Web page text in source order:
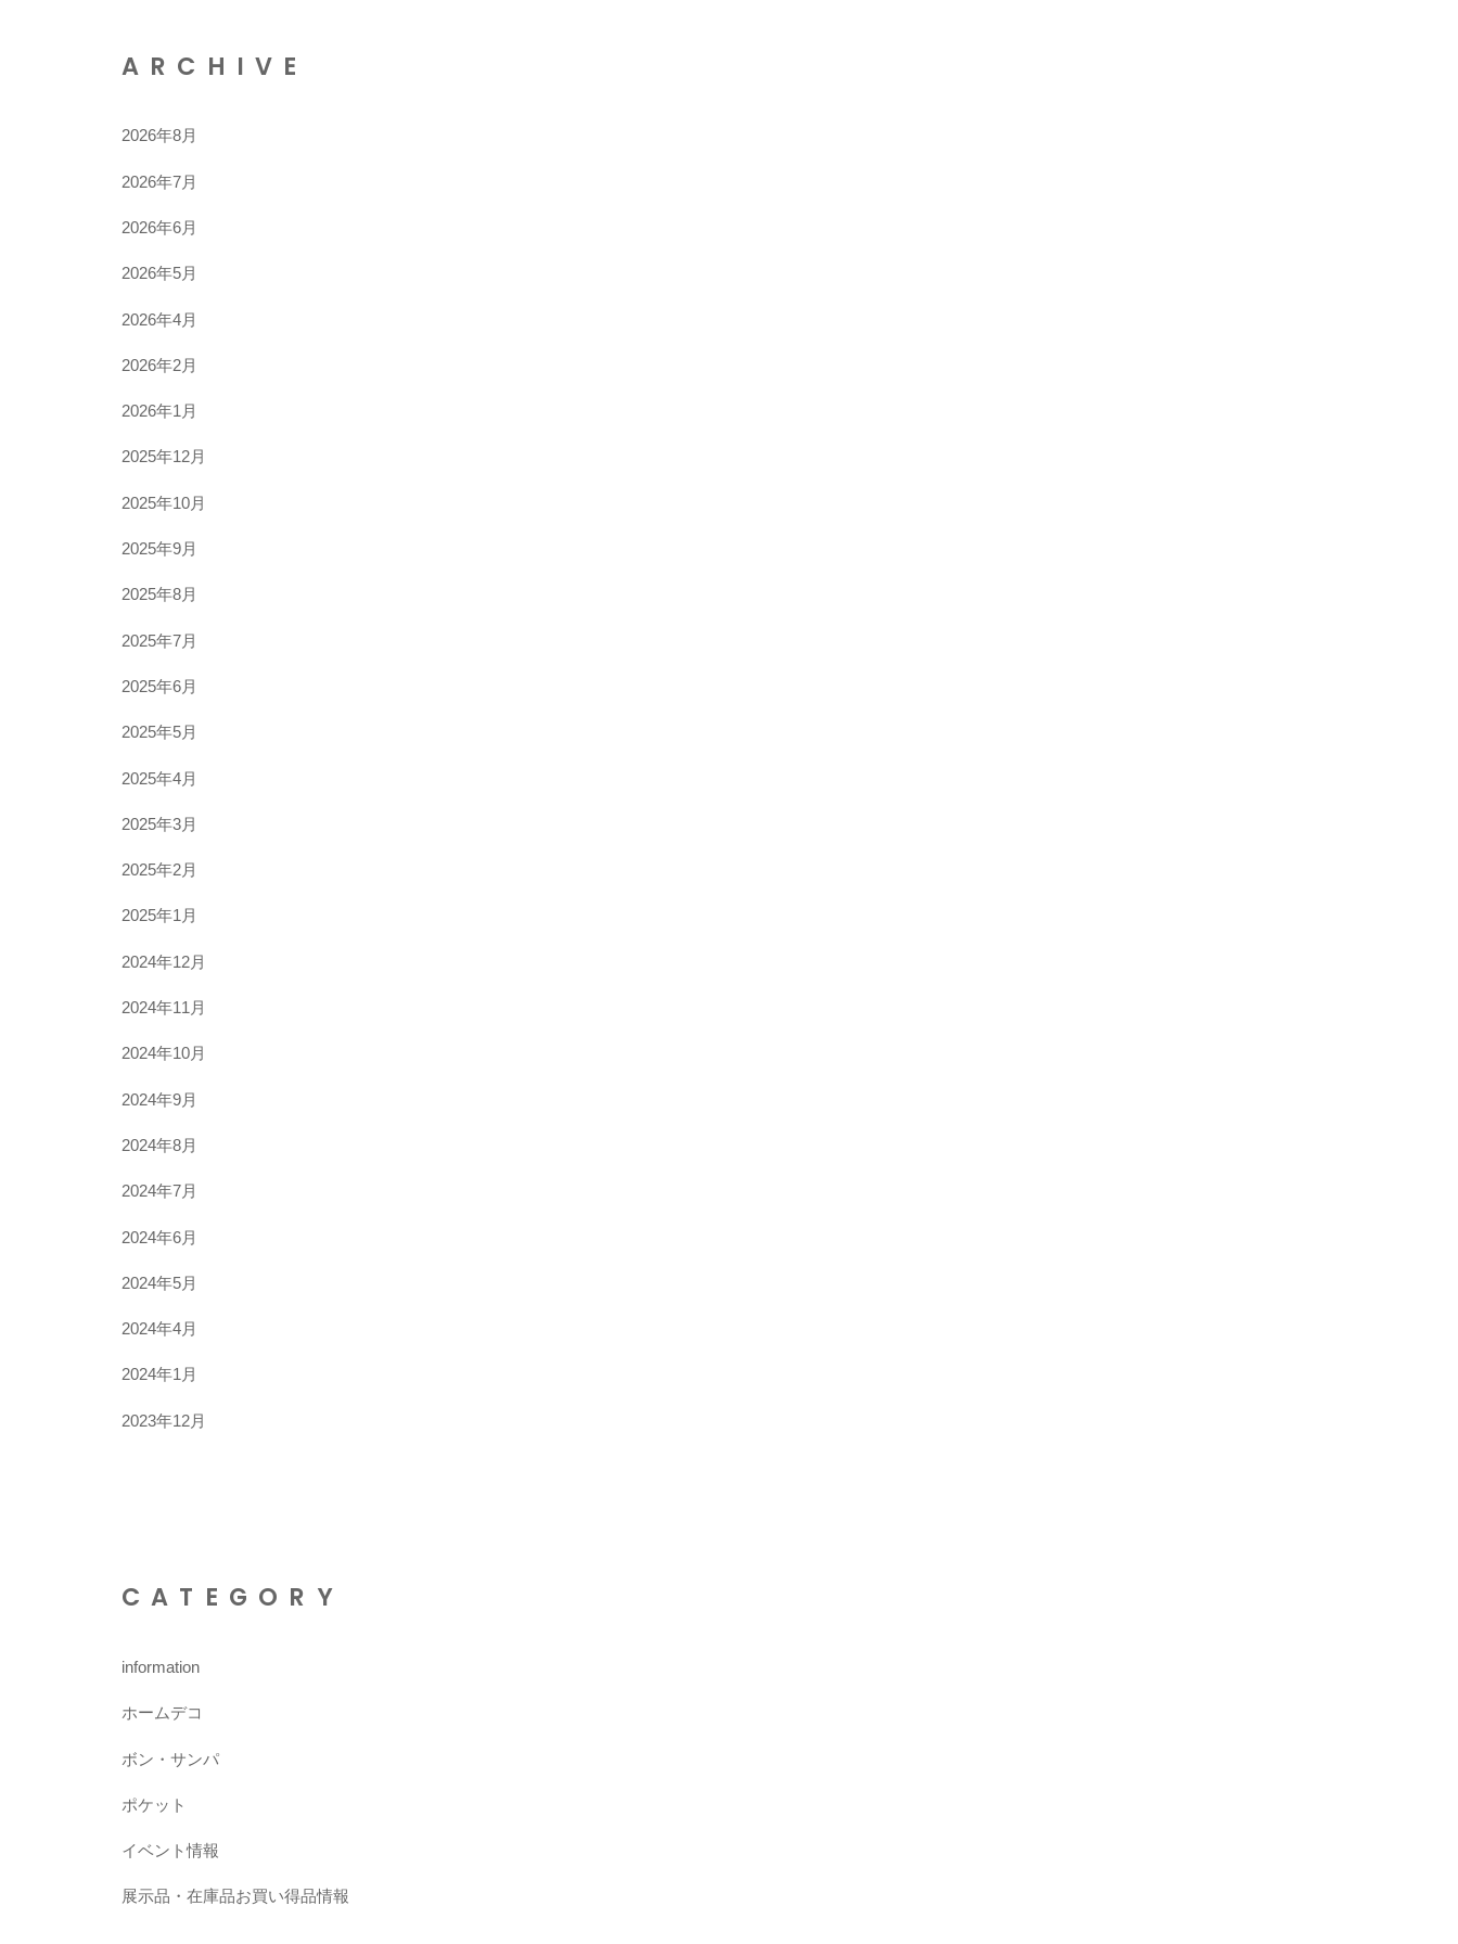
ARCHIVE
2026年8月
2026年7月
2026年6月
2026年5月
2026年4月
2026年2月
2026年1月
2025年12月
2025年10月
2025年9月
2025年8月
2025年7月
2025年6月
2025年5月
2025年4月
2025年3月
2025年2月
2025年1月
2024年12月
2024年11月
2024年10月
2024年9月
2024年8月
2024年7月
2024年6月
2024年5月
2024年4月
2024年1月
2023年12月
CATEGORY
information
ホームデコ
ボン・サンパ
ポケット
イベント情報
展示品・在庫品お買い得品情報